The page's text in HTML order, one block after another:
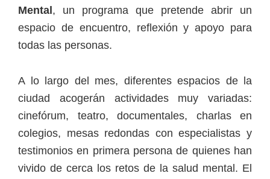
Mental , un programa que pretende abrir un
espacio de encuentro, reflexión y apoyo para
todas las personas.
A lo largo del mes, diferentes espacios de la
ciudad acogerán actividades muy variadas:
cinefórum, teatro, documentales, charlas en
colegios, mesas redondas con especialistas y
testimonios en primera persona de quienes han
vivido de cerca los retos de la salud mental. El